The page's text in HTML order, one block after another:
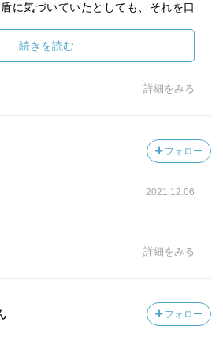
に気づいていたとしても、それを口
いては、男性の断髪と洋装が「近代
女性の断髪と洋装が「現代としての
いう見方(p135)」明治初期、男性に
に対し、女性の断髪は法律で禁止さ
国愛にそのままに直結するうわけで
リオティズムが強固であればあるほ
本土＝内地」に対する「地方＝外地」
樺太・南洋諸島・満洲などがあっ
続きを読む
詳細をみる
フォロー
2021.12.06
詳細をみる
フォロー